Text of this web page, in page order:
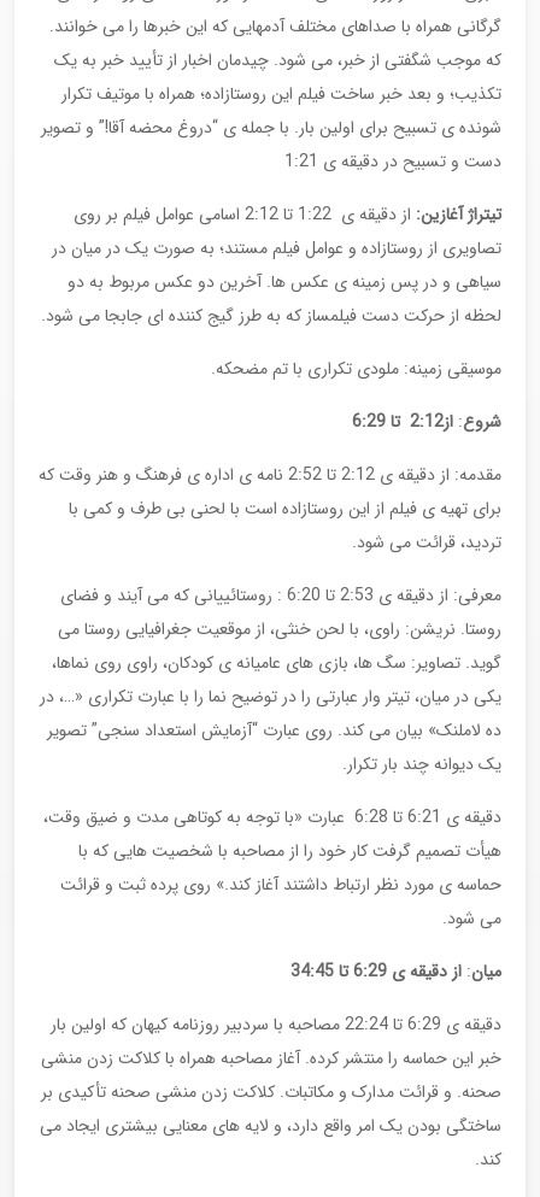
گرگانی همراه با صداهای مختلف آدمهایی که این خبرها را می خوانند.
که موجب شگفتی از خبر، می شود. چیدمان اخبار از تأیید خبر به یک
تکذیب؛ و بعد خبر ساخت فیلم این روستازاده؛ همراه با موتیف تکرار
شونده ی تسبیح برای اولین بار. با جمله ی “دروغ محضه آقا!” و تصویر
دست و تسبیح در دقیقه ی 1:21
تیتراژ آغازین:
از دقیقه ی 1:22 تا 2:12 اسامی عوامل فیلم بر روی
تصاویری از روستازاده و عوامل فیلم مستند؛ به صورت یک در میان در
سیاهی و در پس زمینه ی عکس ها. آخرین دو عکس مربوط به دو
لحظه از حرکت دست فیلمساز که به طرز گیج کننده ای جابجا می شود.
موسیقی زمینه: ملودی تکراری با تم مضحکه.
شروع: از2:12 تا6:29
مقدمه: از دقیقه ی 2:12 تا 2:52 نامه ی اداره ی فرهنگ و هنر وقت که
برای تهیه ی فیلم از این روستازاده است با لحنی بی طرف و کمی با
تردید، قرائت می شود.
معرفی: از دقیقه ی 2:53 تا 6:20 : روستائییانی که می آیند و فضای
روستا. نریشن: راوی، با لحن خنثی، از موقعیت جغرافیایی روستا می
گوید. تصاویر: سگ ها، بازی های عامیانه ی کودکان، راوی روی نماها،
یکی در میان، تیتر وار عبارتی را در توضیح نما را با عبارت تکراری «…، در
ده لاملنک» بیان می کند. روی عبارت “آزمایش استعداد سنجی” تصویر
یک دیوانه چند بار تکرار.
دقیقه ی 6:21 تا 6:28 عبارت «با توجه به کوتاهی مدت و ضیق وقت،
هیأت تصمیم گرفت کار خود را از مصاحبه با شخصیت هایی که با
حماسه ی مورد نظر ارتباط داشتند آغاز کند.» روی پرده ثبت و قرائت
می شود.
میان: از دقیقه ی 6:29تا34:45
دقیقه ی 6:29 تا 22:24 مصاحبه با سردبیر روزنامه کیهان که اولین بار
خبر این حماسه را منتشر کرده. آغاز مصاحبه همراه با کلاکت زدن منشی
صحنه. و قرائت مدارک و مکاتبات. کلاکت زدن منشی صحنه تأکیدی بر
ساختگی بودن یک امر واقع دارد، و لایه های معنایی بیشتری ایجاد می
کند.